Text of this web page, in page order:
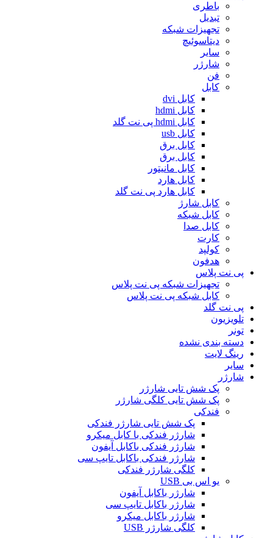
باطری
تبدیل
تجهیزات شبکه
دیتاسوئیچ
سایر
شارژر
فن
کابل
کابل dvi
کابل hdmi
کابل hdmi پی نت گلد
کابل usb
کابل برق
کابل برق
کابل مانیتور
کابل هارد
کابل هارد پی نت گلد
کابل شارژ
کابل شبکه
کابل صدا
کارت
کولپد
هدفون
پی نت پلاس
تجهیزات شبکه پی نت پلاس
کابل شبکه پی نت پلاس
پی نت گلد
تلویزیون
تونر
دسته بندی نشده
رینگ لایت
سایر
شارژر
پک شش تایی شارژر
پک شش تایی کلگی شارژر
فندکی
پک شش تایی شارژر فندکی
شارژر فندکی با کابل میکرو
شارژر فندکی باکابل آیفون
شارژر فندکی باکابل تایپ سی
کلگی شارژر فندکی
یو اس بی USB
شارژر باکابل آیفون
شارژر باکابل تایپ سی
شارژر باکابل میکرو
کلگی شارژر USB